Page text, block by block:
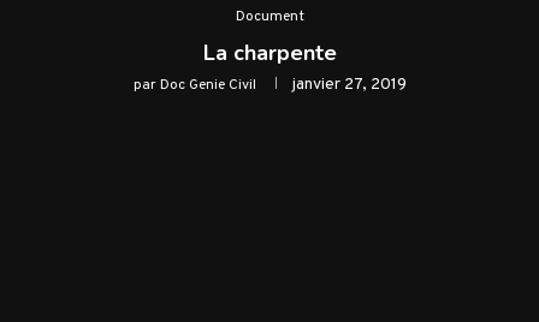
Document
La charpente
parDoc Genie Civil janvier 27, 2019